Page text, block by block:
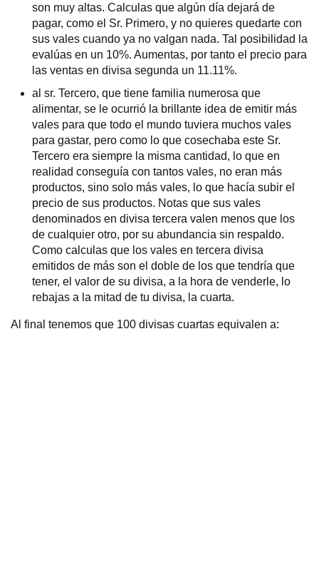
son muy altas. Calculas que algún día dejará de
pagar, como el Sr. Primero, y no quieres quedarte con
sus vales cuando ya no valgan nada. Tal posibilidad la
evalúas en un 10%. Aumentas, por tanto el precio para
las ventas en divisa segunda un 11.11%.
al sr. Tercero, que tiene familia numerosa que
alimentar, se le ocurrió la brillante idea de emitir más
vales para que todo el mundo tuviera muchos vales
para gastar, pero como lo que cosechaba este Sr.
Tercero era siempre la misma cantidad, lo que en
realidad conseguía con tantos vales, no eran más
productos, sino solo más vales, lo que hacía subir el
precio de sus productos. Notas que sus vales
denominados en divisa tercera valen menos que los
de cualquier otro, por su abundancia sin respaldo.
Como calculas que los vales en tercera divisa
emitidos de más son el doble de los que tendría que
tener, el valor de su divisa, a la hora de venderle, lo
rebajas a la mitad de tu divisa, la cuarta.
Al final tenemos que 100 divisas cuartas equivalen a: